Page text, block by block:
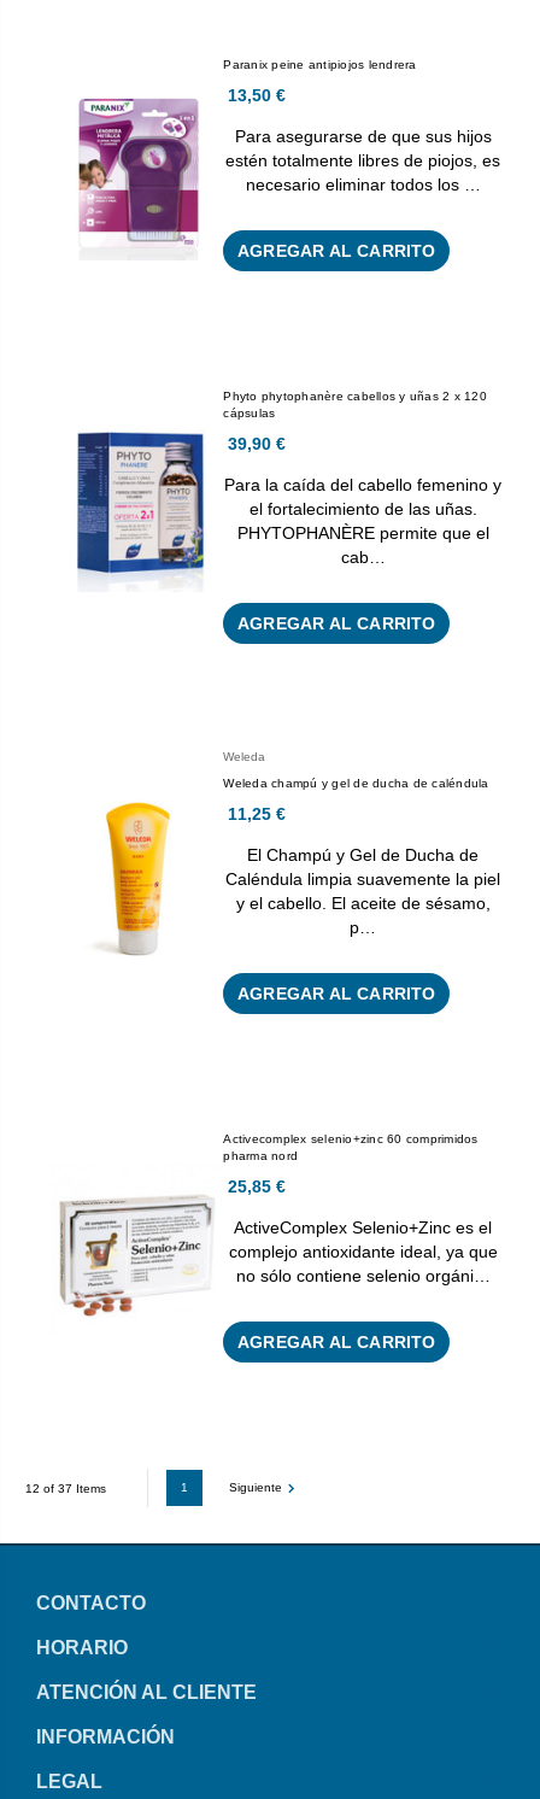
Paranix peine antipiojos lendrera
13,50 €
Para asegurarse de que sus hijos
estén totalmente libres de piojos, es
necesario eliminar todos los …
AGREGAR AL CARRITO
Phyto phytophanère cabellos y uñas 2 x 120
cápsulas
39,90 €
Para la caída del cabello femenino y
el fortalecimiento de las uñas.
PHYTOPHANÈRE permite que el
cab…
AGREGAR AL CARRITO
Weleda
Weleda champú y gel de ducha de caléndula
11,25 €
El Champú y Gel de Ducha de
Caléndula limpia suavemente la piel
y el cabello. El aceite de sésamo,
p…
AGREGAR AL CARRITO
Activecomplex selenio+zinc 60 comprimidos
pharma nord
25,85 €
ActiveComplex Selenio+Zinc es el
complejo antioxidante ideal, ya que
no sólo contiene selenio orgáni…
AGREGAR AL CARRITO
12 of 37 Items 1 Siguiente
CONTACTO
HORARIO
ATENCIÓN AL CLIENTE
INFORMACIÓN
LEGAL